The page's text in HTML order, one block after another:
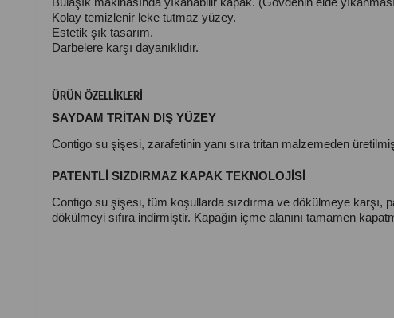
Kolay temizlenir leke tutmaz yüzey.
Estetik şık tasarım.
Darbelere karşı dayanıklıdır.
ÜRÜN ÖZELLİKLERİ
SAYDAM TRİTAN DIŞ YÜZEY
Contigo su şişesi, zarafetinin yanı sıra tritan malzemeden
PATENTLİ SIZDIRMAZ KAPAK TEKNOLOJİSİ
Contigo su şişesi, tüm koşullarda sızdırma ve dökülmeye karşı,
dökülmeyi sıfıra indirmiştir. Kapağın içme alanını tamamen